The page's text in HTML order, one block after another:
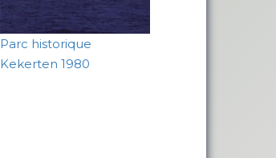
Parc historique
Kekerten 1980